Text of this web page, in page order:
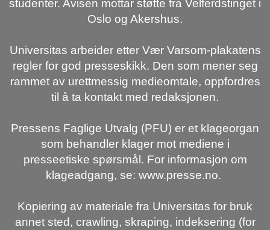
studenter. Avisen mottar støtte fra Velferdstinget i
Oslo og Akershus.
Universitas arbeider etter Vær Varsom-plakatens
regler for god presseskikk. Den som mener seg
rammet av urettmessig medieomtale, oppfordres
til å ta kontakt med redaksjonen.
Pressens Faglige Utvalg (PFU) er et klageorgan
som behandler klager mot mediene i
presseetiske spørsmål. For informasjon om
klageadgang, se: www.presse.no.
Kopiering av materiale fra Universitas for bruk
annet sted, crawling, skraping, indeksering (for